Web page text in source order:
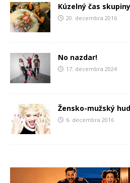
Kúzelný čas
20. decembra 2016
No nazdar!
17. decembra 2024
Žensko-mužský
6. decembra 2016